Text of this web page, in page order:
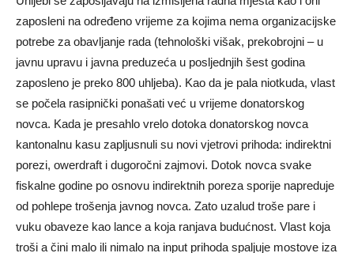
zaposleni na određeno vrijeme za kojima nema organizacijske
potrebe za obavljanje rada (tehnološki višak, prekobrojni – u
javnu upravu i javna preduzeća u posljednjih šest godina
zaposleno je preko 800 uhljeba). Kao da je pala niotkuda, vlast
se počela rasipnički ponašati već u vrijeme donatorskog
novca. Kada je presahlo vrelo dotoka donatorskog novca
kantonalnu kasu zapljusnuli su novi vjetrovi prihoda: indirektni
porezi, owerdraft i dugoročni zajmovi. Dotok novca svake
fiskalne godine po osnovu indirektnih poreza sporije napreduje
od pohlepe trošenja javnog novca. Zato uzalud troše pare i
vuku obaveze kao lance a koja ranjava budućnost. Vlast koja
troši a čini malo ili nimalo na input prihoda spaljuje mostove iza